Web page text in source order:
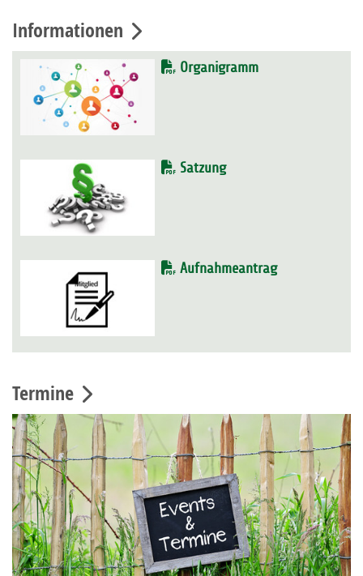
Informationen
Organigramm
Satzung
Aufnahmeantrag
Termine